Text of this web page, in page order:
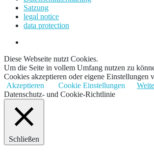
Satzung
legal notice
data protection
Diese Webseite nutzt Cookies.
Um die Seite in vollem Umfang nutzen zu
Cookies akzeptieren oder eigene Einstellungen
Akzeptieren
Cookie Einstellungen
Datenschutz- und Cookie-Richtlinie
Schließen